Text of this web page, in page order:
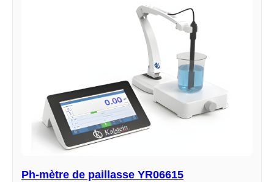
Ph-mètre de paillasse YR06615